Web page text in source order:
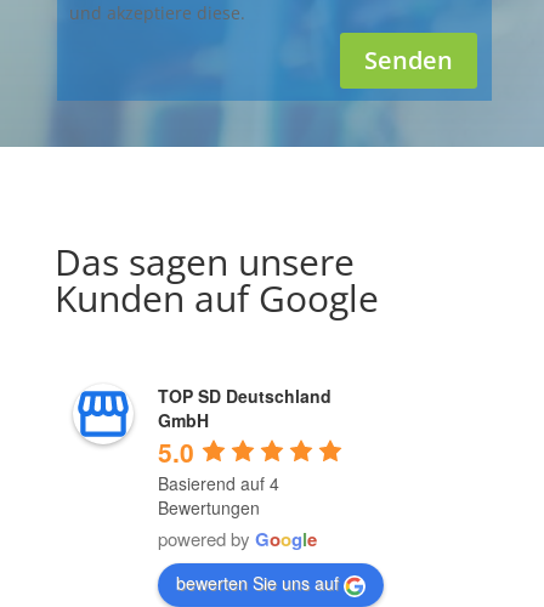
und akzeptiere diese.
Senden
Das sagen unsere
Kunden auf Google
TOP SD Deutschland
GmbH
5.0
Basierend auf 4
Bewertungen
powered by Google
bewerten Sie uns auf